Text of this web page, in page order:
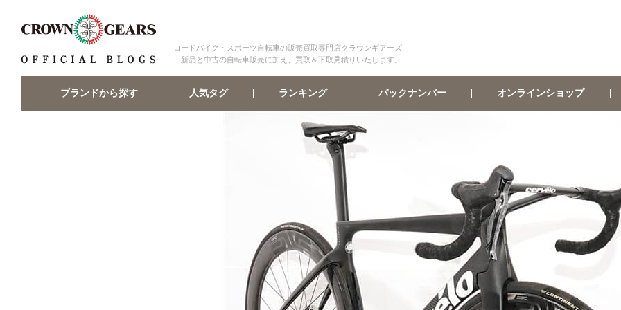
ロードバイク・スポーツ自転車の販売買取専門店クラウンギアーズ
新品と中古の自転車販売に加え、買取＆下取見積りいたします。
ブランドから探す 人気タグ ランキング バックナンバー オンラインショップ